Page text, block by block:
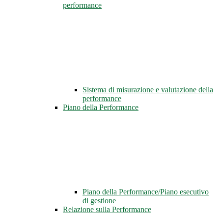
performance
Sistema di misurazione e valutazione della
performance
Piano della Performance
Piano della Performance/Piano esecutivo
di gestione
Relazione sulla Performance